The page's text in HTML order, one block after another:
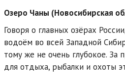
Озеро Чаны (Новосибирская
Говоря о главных озёрах
водоём во всей Западной
тому же не очень глубокое. За
для отдыха, рыбалки и охоты